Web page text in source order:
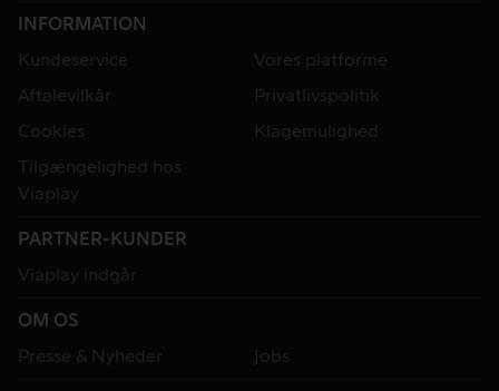
INFORMATION
Kundeservice
Vores platforme
Aftalevilkår
Privatlivspolitik
Cookies
Klagemulighed
Tilgængelighed hos
Viaplay
PARTNER-KUNDER
Viaplay indgår
OM OS
Presse & Nyheder
Jobs